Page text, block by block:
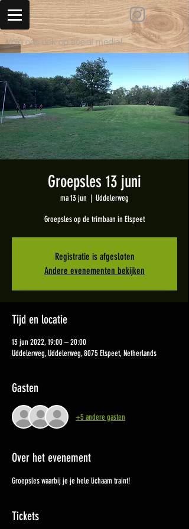
Volg ons ook op social media!
Groepsles 13 juni
ma 13 jun
  |
Uddelerweg
Groepsles op de trimbaan in Elspeet
Registratie is afgesloten
Andere evenementen bekijken
Tijd en locatie
13 jun 2022, 19:00 – 20:00
Uddelerweg, Uddelerweg, 8075 Elspeet, Netherlands
Gasten
+5 andere gasten
Over het evenement
Groepsles waarbij je je hele lichaam traint!
Tickets